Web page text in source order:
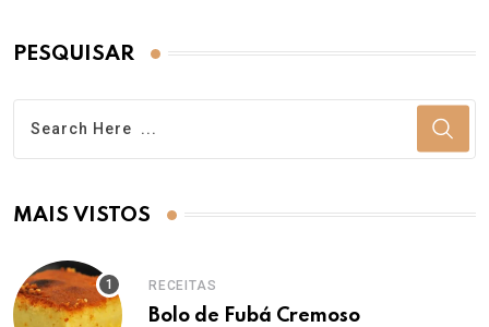
PESQUISAR
MAIS VISTOS
RECEITAS
Bolo de Fubá Cremoso